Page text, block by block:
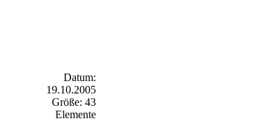
Datum:
19.10.2005
Größe: 43
Elemente